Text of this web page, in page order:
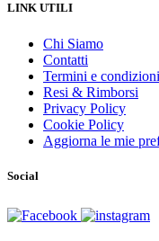
LINK UTILI
Chi Siamo
Contatti
Termini e condizioni
Resi & Rimborsi
Privacy Policy
Cookie Policy
Aggiorna le mie
Social